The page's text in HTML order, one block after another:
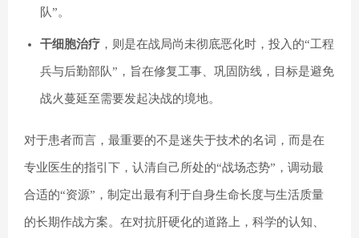
队”。
干细胞治疗 ，则是在战局尚未彻底恶化时，投入的“工程
兵与后勤部队”，旨在修复工事、巩固防线，目标是避免
战火蔓延至需要发起决战的境地。
对于患者而言，最重要的不是迷失于技术的名词，而是在
专业医生的指引下，认清自己所处的“战场态势”，调动最
合适的“资源”，制定出最有利于自身生命长度与生活质量
的长期作战方案。在对抗肝硬化的道路上，科学的认知、